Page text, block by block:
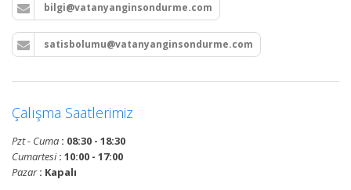
bilgi@vatanyanginsondurme.com
satisbolumu@vatanyanginsondurme.com
Çalışma Saatlerimiz
Pzt - Cuma : 08:30 - 18:30
Cumartesi: 10:00 - 17:00
Pazar: Kapalı